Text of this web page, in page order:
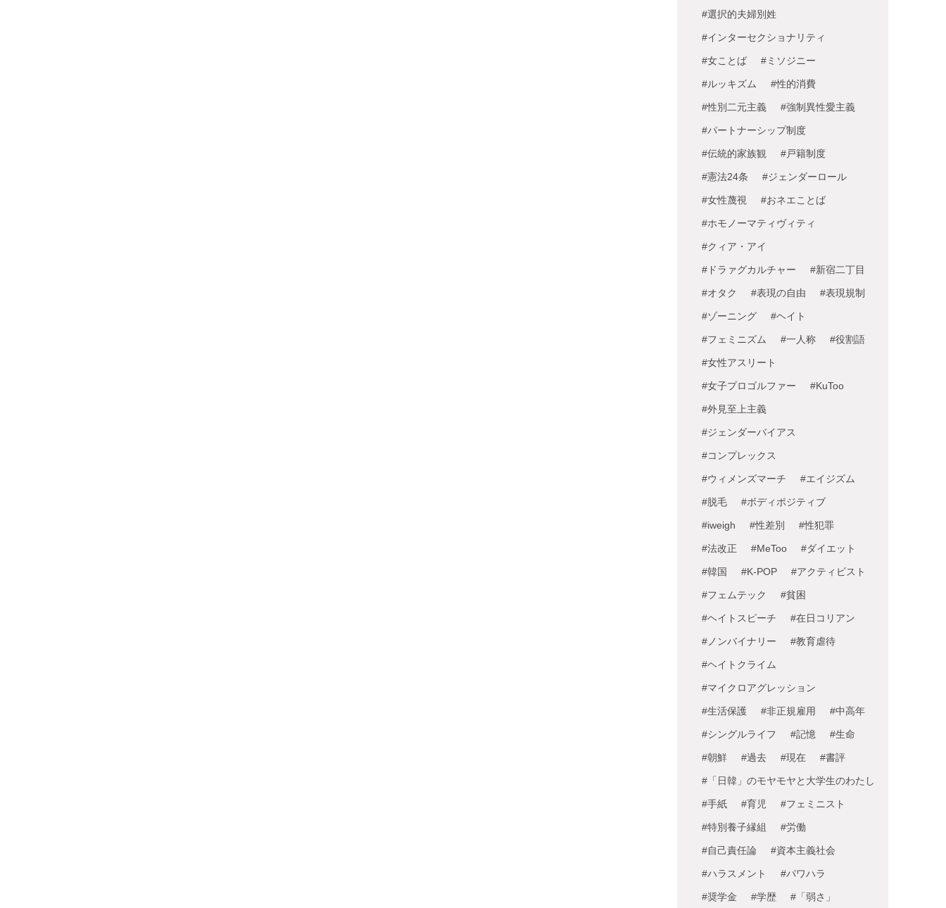
#選択的夫婦別姓
#インターセクショナリティ
#女ことば #ミソジニー
#ルッキズム #性的消費
#性別二元主義 #強制異性愛主義
#パートナーシップ制度
#伝統的家族観 #戸籍制度
#憲法24条 #ジェンダーロール
#女性蔑視 #おネエことば
#ホモノーマティヴィティ
#クィア・アイ
#ドラァグカルチャー #新宿二丁目
#オタク #表現の自由 #表現規制
#ゾーニング #ヘイト
#フェミニズム #一人称 #役割語
#女性アスリート
#女子プロゴルファー #KuToo
#外見至上主義
#ジェンダーバイアス
#コンプレックス
#ウィメンズマーチ #エイジズム
#脱毛 #ボディポジティブ
#iweigh #性差別 #性犯罪
#法改正 #MeToo #ダイエット
#韓国 #K-POP #アクティビスト
#フェムテック #貧困
#ヘイトスピーチ #在日コリアン
#ノンバイナリー #教育虐待
#ヘイトクライム
#マイクロアグレッション
#生活保護 #非正規雇用 #中高年
#シングルライフ #記憶 #生命
#朝鮮 #過去 #現在 #書評
#「日韓」のモヤモヤと大学生のわたし
#手紙 #育児 #フェミニスト
#特別養子縁組 #労働
#自己責任論 #資本主義社会
#ハラスメント #パワハラ
#奨学金 #学歴 #「弱さ」